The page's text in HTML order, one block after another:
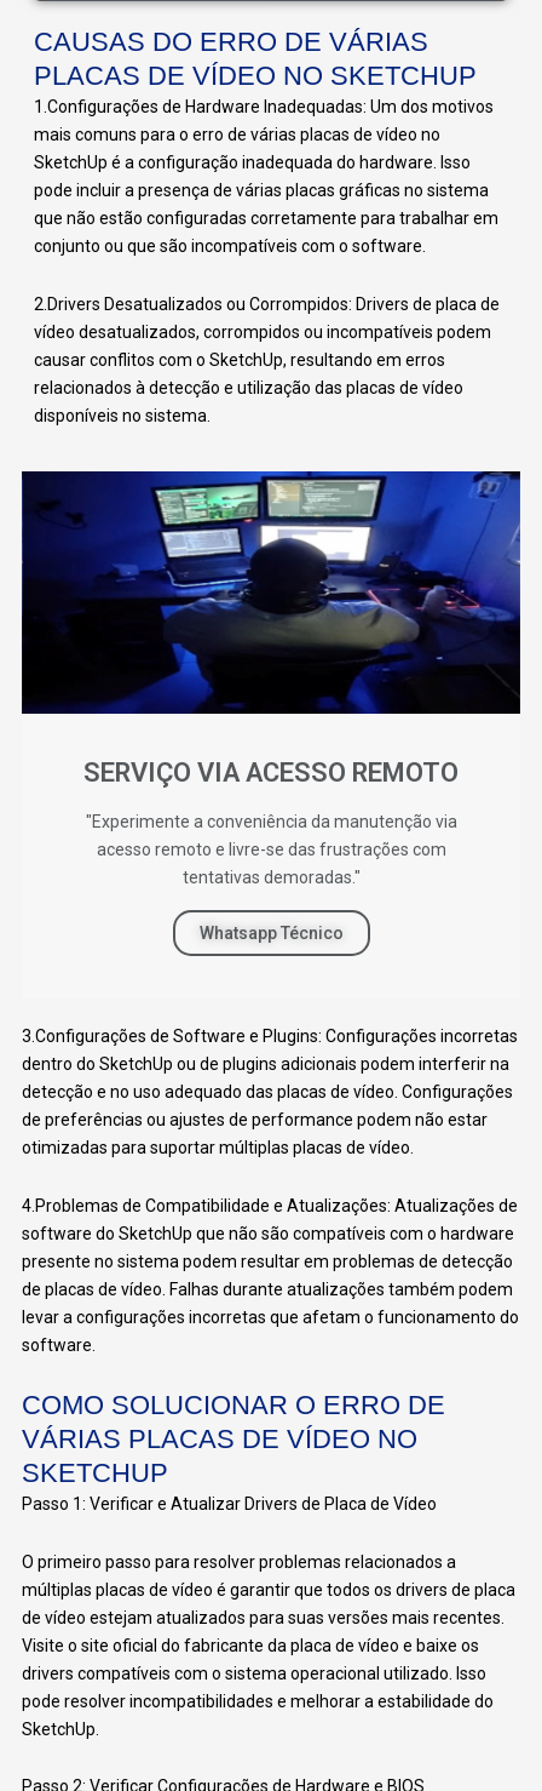
CAUSAS DO ERRO DE VÁRIAS
PLACAS DE VÍDEO NO SKETCHUP
1.Configurações de Hardware Inadequadas: Um dos motivos
mais comuns para o erro de várias placas de vídeo no
SketchUp é a configuração inadequada do hardware. Isso
pode incluir a presença de várias placas gráficas no sistema
que não estão configuradas corretamente para trabalhar em
conjunto ou que são incompatíveis com o software.
2.Drivers Desatualizados ou Corrompidos: Drivers de placa de
vídeo desatualizados, corrompidos ou incompatíveis podem
causar conflitos com o SketchUp, resultando em erros
relacionados à detecção e utilização das placas de vídeo
disponíveis no sistema.
SERVIÇO VIA ACESSO REMOTO
"Experimente a conveniência da manutenção via
acesso remoto e livre-se das frustrações com
tentativas demoradas."
Whatsapp Técnico
3.Configurações de Software e Plugins: Configurações incorretas
dentro do SketchUp ou de plugins adicionais podem interferir na
detecção e no uso adequado das placas de vídeo. Configurações
de preferências ou ajustes de performance podem não estar
otimizadas para suportar múltiplas placas de vídeo.
4.Problemas de Compatibilidade e Atualizações: Atualizações de
software do SketchUp que não são compatíveis com o hardware
presente no sistema podem resultar em problemas de detecção
de placas de vídeo. Falhas durante atualizações também podem
levar a configurações incorretas que afetam o funcionamento do
software.
COMO SOLUCIONAR O ERRO DE
VÁRIAS PLACAS DE VÍDEO NO
SKETCHUP
Passo 1: Verificar e Atualizar Drivers de Placa de Vídeo
O primeiro passo para resolver problemas relacionados a
múltiplas placas de vídeo é garantir que todos os drivers de placa
de vídeo estejam atualizados para suas versões mais recentes.
Visite o site oficial do fabricante da placa de vídeo e baixe os
drivers compatíveis com o sistema operacional utilizado. Isso
pode resolver incompatibilidades e melhorar a estabilidade do
SketchUp.
Passo 2: Verificar Configurações de Hardware e BIOS